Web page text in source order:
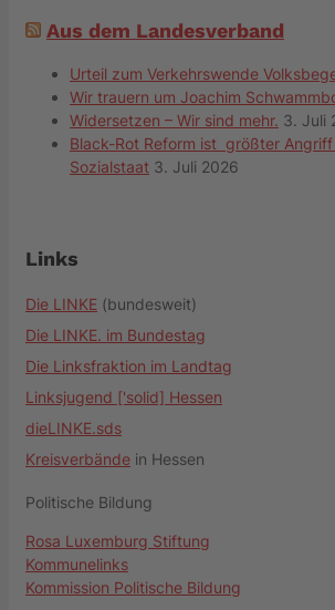
Aus dem Landesverband
Urteil zum Verkehrswende
Wir trauern um Joachim
Widersetzen – Wir sind mehr. 3. Juli
Black-Rot Reform ist größter
Sozialstaat 3. Juli 2026
Links
Die LINKE (bundesweit)
Die LINKE. im Bundestag
Die Linksfraktion im Landtag
Linksjugend ['solid] Hessen
dieLINKE.sds
Kreisverbände in Hessen
Politische Bildung
Rosa Luxemburg Stiftung
Kommunelinks
Kommission Politische Bildung